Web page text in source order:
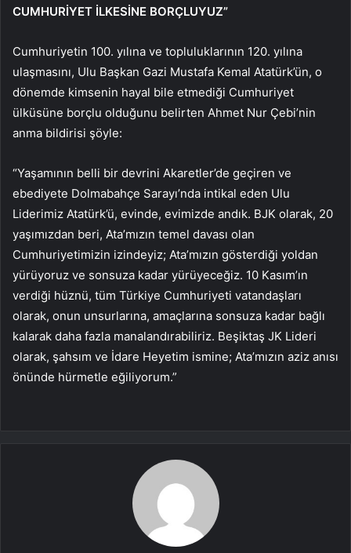
CUMHURİYET İLKESİNE BORÇLUYUZ”
Cumhuriyetin 100. yılına ve topluluklarının 120. yılına
ulaşmasını, Ulu Başkan Gazi Mustafa Kemal Atatürk’ün, o
dönemde kimsenin hayal bile etmediği Cumhuriyet
ülküsüne borçlu olduğunu belirten Ahmet Nur Çebi’nin
anma bildirisi şöyle:
“Yaşamının belli bir devrini Akaretler’de geçiren ve
ebediyete Dolmabahçe Sarayı’nda intikal eden Ulu
Liderimiz Atatürk’ü, evinde, evimizde andık. BJK olarak, 20
yaşımızdan beri, Ata’mızın temel davası olan
Cumhuriyetimizin izindeyiz; Ata’mızın gösterdiği yoldan
yürüyoruz ve sonsuza kadar yürüyeceğiz. 10 Kasım’ın
verdiği hüznü, tüm Türkiye Cumhuriyeti vatandaşları
olarak, onun unsurlarına, amaçlarına sonsuza kadar bağlı
kalarak daha fazla manalandırabiliriz. Beşiktaş JK Lideri
olarak, şahsım ve İdare Heyetim ismine; Ata’mızın aziz anısı
önünde hürmetle eğiliyorum.”